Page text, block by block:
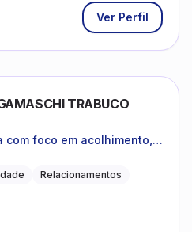
Ver Perfil
TRABUCO
com foco em acolhimento,
Relacionamentos